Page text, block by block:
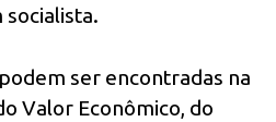
socialista.
ser encontradas na
Valor Econômico, do